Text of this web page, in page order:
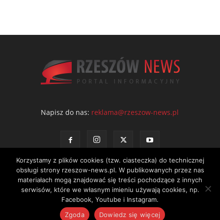
Napisz do nas: reklama@rzeszow-news.pl
Kontakt Polityka prywatności Regulamin portalu
© NEWS Sp. z o.o. - wydawca portalu Rzeszów News. Wszystkie prawa
zastrzeżone. Tel.: 601 97 55 30
Korzystamy z plików cookies (tzw. ciasteczka) do technicznej
obsługi strony rzeszow-news.pl. W publikowanych przez nas
materiałach mogą znajdować się treści pochodzące z innych
serwisów, które we własnym imieniu używają cookies, np.
Facebook, Youtube i Instagram.
Zgoda
Dowiedz się więcej